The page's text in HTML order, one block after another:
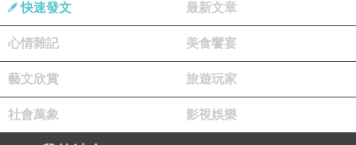
銷量冠軍！現在不必親到澳門，也不用托友人代
購，一鍵輕鬆送到府！
快速發文 最新文章
心情雜記 美食饗宴
藝文欣賞 旅遊玩家
社會萬象 影視娛樂